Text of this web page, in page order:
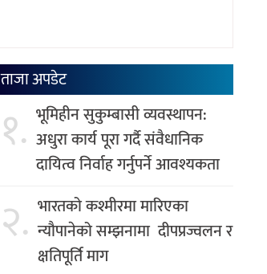
ताजा अपडेट
१. भूमिहीन सुकुम्बासी व्यवस्थापन:
अधुरा कार्य पूरा गर्दै संवैधानिक
दायित्व निर्वाह गर्नुपर्ने आवश्यकता
२. भारतको कश्मीरमा मारिएका
न्यौपानेको सम्झनामा दीपप्रज्वलन र
क्षतिपूर्ति माग